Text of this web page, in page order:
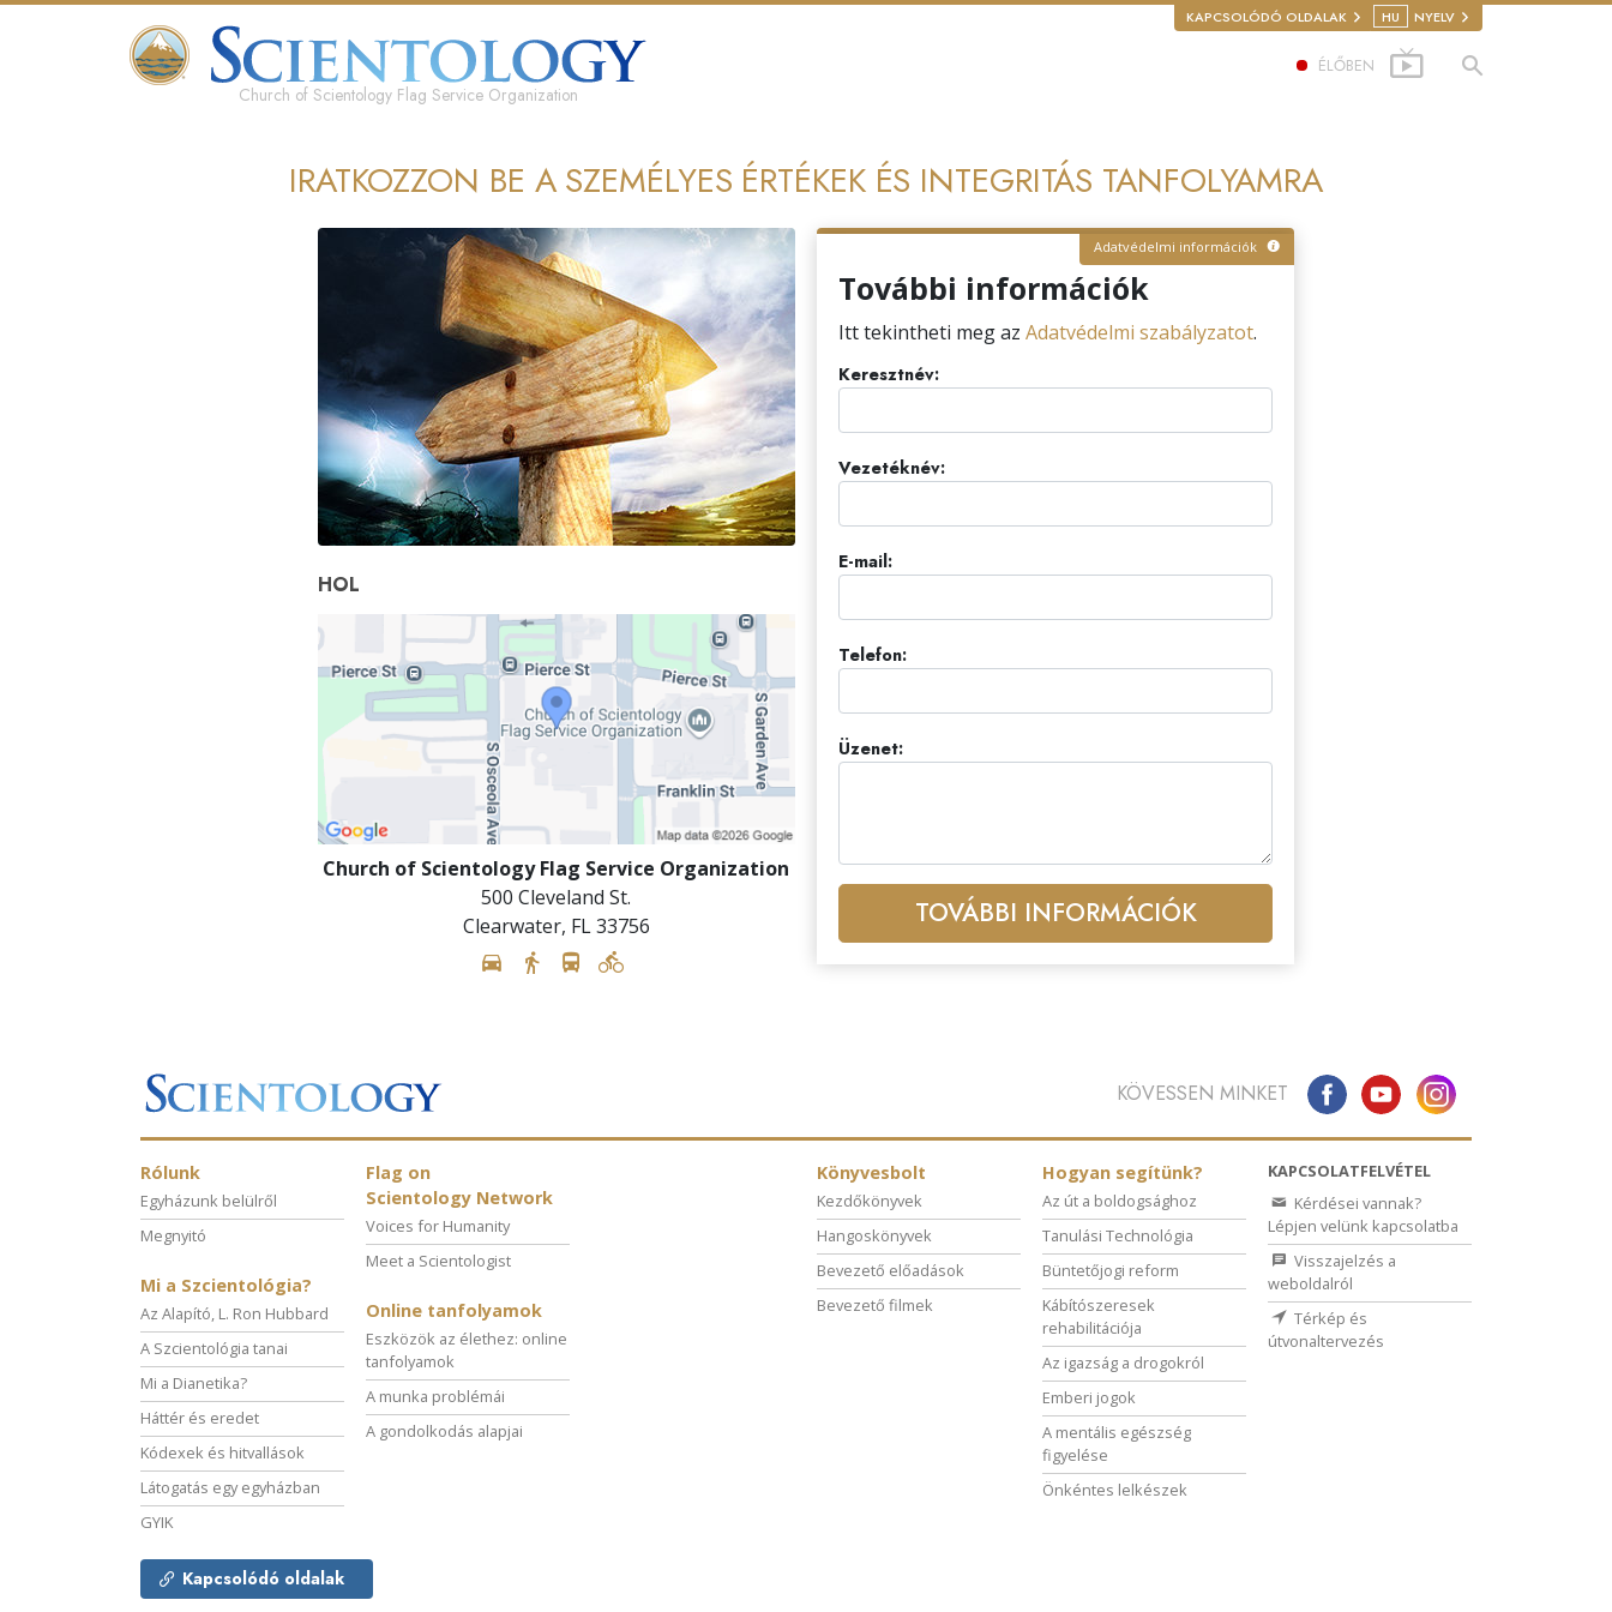
KAPCSOLÓDÓ OLDALAK HU NYELV
Church of Scientology Flag Service Organization
ÉLŐBEN
IRATKOZZON BE A SZEMÉLYES ÉRTÉKEK ÉS INTEGRITÁS TANFOLYAMRA
HOL
Church of Scientology Flag Service Organization
500 Cleveland St.
Clearwater, FL33756
Adatvédelmi információk
További információk
Itt tekintheti meg az Adatvédelmi szabályzatot.
Keresztnév:
Vezetéknév:
E-mail:
Telefon:
Üzenet:
TOVÁBBI INFORMÁCIÓK
KÖVESSEN MINKET
Rólunk
Egyházunk belülről
Megnyitó
Mi a Szcientológia?
Az Alapító, L. Ron Hubbard
A Szcientológia tanai
Mi a Dianetika?
Háttér és eredet
Kódexek és hitvallások
Látogatás egy egyházban
GYIK
Flag on
Scientology Network
Voices for Humanity
Meet a Scientologist
Online tanfolyamok
Eszközök az élethez: online
tanfolyamok
A munka problémái
A gondolkodás alapjai
Könyvesbolt
Kezdőkönyvek
Hangoskönyvek
Bevezető előadások
Bevezető filmek
Hogyan segítünk?
Az út a boldogsághoz
Tanulási Technológia
Büntetőjogi reform
Kábítószeresek
rehabilitációja
Az igazság a drogokról
Emberi jogok
A mentális egészség
figyelése
Önkéntes lelkészek
KAPCSOLATFELVÉTEL
Kérdései vannak?
Lépjen velünk kapcsolatba
Visszajelzés a
weboldalról
Térkép és
útvonaltervezés
Kapcsolódó oldalak